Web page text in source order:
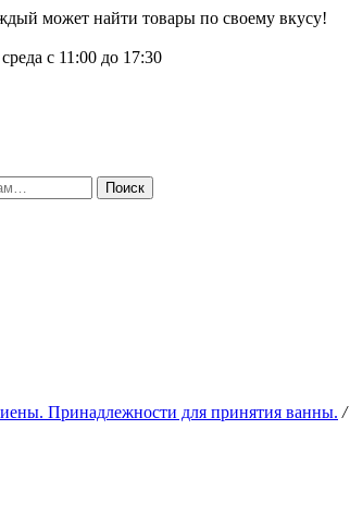
может найти товары по своему вкусу!
с 11:00 до 17:30
Поиск
Принадлежности для принятия ванны. /